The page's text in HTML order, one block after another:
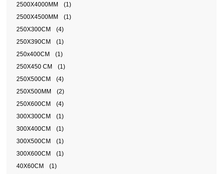
2500X4000MM
(1)
2500X4500MM
(1)
250X300CM
(4)
250X390CM
(1)
250x400CM
(1)
250X450 CM
(1)
250X500CM
(4)
250X500MM
(2)
250X600CM
(4)
300X300CM
(1)
300X400CM
(1)
300X500CM
(1)
300X600CM
(1)
40X60CM
(1)